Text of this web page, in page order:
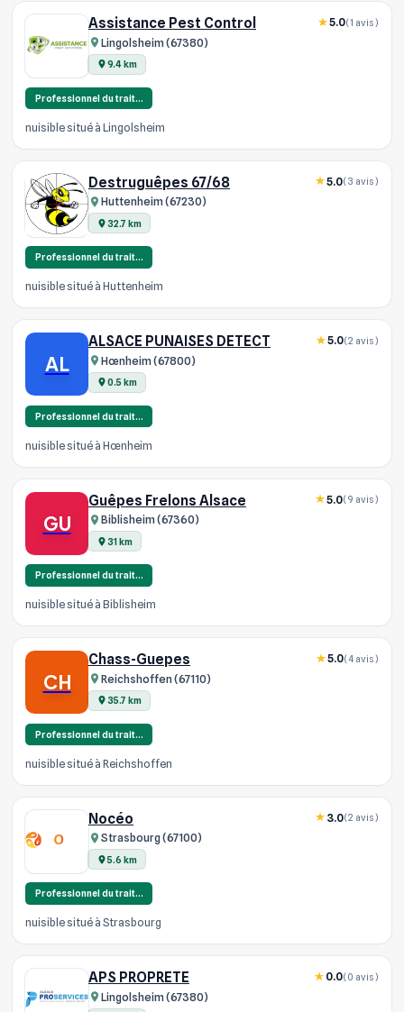
Assistance Pest Control
Lingolsheim (67380)
9.4 km
5.0(1 avis)
Professionnel du trait…
nuisible situé à Lingolsheim
Destruguêpes 67/68
Huttenheim (67230)
32.7 km
5.0(3 avis)
Professionnel du trait…
nuisible situé à Huttenheim
AL
ALSACE PUNAISES DETECT
Hœnheim (67800)
0.5 km
5.0(2 avis)
Professionnel du trait…
nuisible situé à Hœnheim
GU
Guêpes Frelons Alsace
Biblisheim (67360)
31 km
5.0(9 avis)
Professionnel du trait…
nuisible situé à Biblisheim
CH
Chass-Guepes
Reichshoffen (67110)
35.7 km
5.0(4 avis)
Professionnel du trait…
nuisible situé à Reichshoffen
Nocéo
Strasbourg (67100)
5.6 km
3.0(2 avis)
Professionnel du trait…
nuisible situé à Strasbourg
APS PROPRETE
Lingolsheim (67380)
0.0(0 avis)